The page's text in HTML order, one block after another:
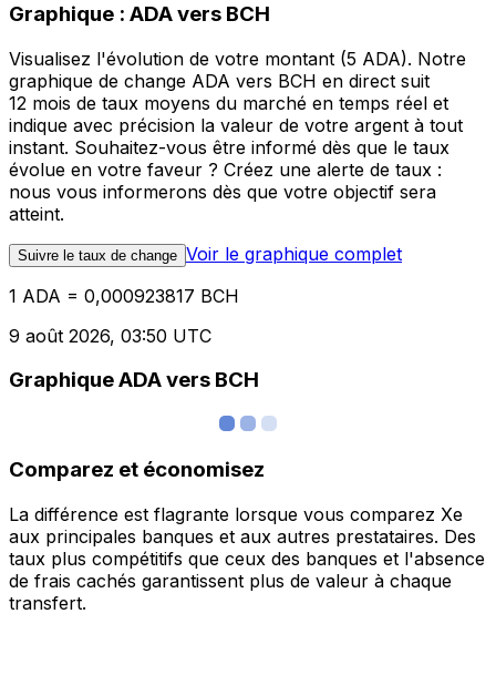
Graphique : ADA vers BCH
Visualisez l'évolution de votre montant (5 ADA). Notre
graphique de change ADA vers BCH en direct suit
12 mois de taux moyens du marché en temps réel et
indique avec précision la valeur de votre argent à tout
instant. Souhaitez-vous être informé dès que le taux
évolue en votre faveur ? Créez une alerte de taux :
nous vous informerons dès que votre objectif sera
atteint.
Suivre le taux de change Voir le graphique complet
1 ADA = 0,000923817 BCH
9 août 2026, 03:50 UTC
Graphique ADA vers BCH
Comparez et économisez
La différence est flagrante lorsque vous comparez Xe
aux principales banques et aux autres prestataires. Des
taux plus compétitifs que ceux des banques et l'absence
de frais cachés garantissent plus de valeur à chaque
transfert.